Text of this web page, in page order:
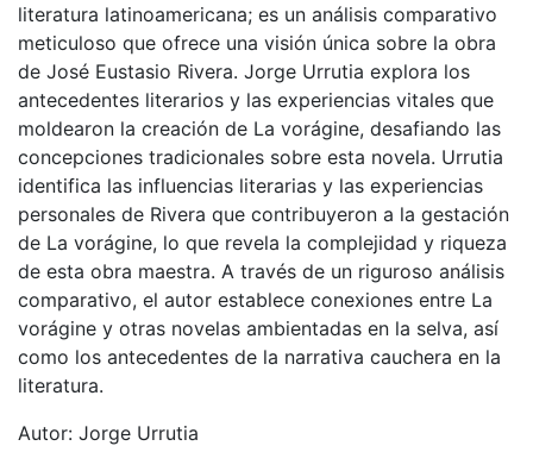
literatura latinoamericana; es un análisis comparativo
meticuloso que ofrece una visión única sobre la obra
de José Eustasio Rivera. Jorge Urrutia explora los
antecedentes literarios y las experiencias vitales que
moldearon la creación de La vorágine, desafiando las
concepciones tradicionales sobre esta novela. Urrutia
identifica las influencias literarias y las experiencias
personales de Rivera que contribuyeron a la gestación
de La vorágine, lo que revela la complejidad y riqueza
de esta obra maestra. A través de un riguroso análisis
comparativo, el autor establece conexiones entre La
vorágine y otras novelas ambientadas en la selva, así
como los antecedentes de la narrativa cauchera en la
literatura.
Autor: Jorge Urrutia